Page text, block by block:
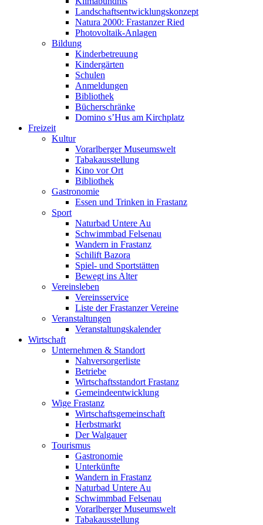
Landschaftsentwicklungskonzept
Natura 2000: Frastanzer Ried
Photovoltaik-Anlagen
Bildung
Kinderbetreuung
Kindergärten
Schulen
Anmeldungen
Bibliothek
Bücherschränke
Domino s’Hus am Kirchplatz
Freizeit
Kultur
Vorarlberger Museumswelt
Tabakausstellung
Kino vor Ort
Bibliothek
Gastronomie
Essen und Trinken in Frastanz
Sport
Naturbad Untere Au
Schwimmbad Felsenau
Wandern in Frastanz
Schilift Bazora
Spiel- und Sportstätten
Bewegt ins Alter
Vereinsleben
Vereinsservice
Liste der Frastanzer Vereine
Veranstaltungen
Veranstaltungskalender
Wirtschaft
Unternehmen & Standort
Nahversorgerliste
Betriebe
Wirtschaftsstandort Frastanz
Gemeindeentwicklung
Wige Frastanz
Wirtschaftsgemeinschaft
Herbstmarkt
Der Walgauer
Tourismus
Gastronomie
Unterkünfte
Wandern in Frastanz
Naturbad Untere Au
Schwimmbad Felsenau
Vorarlberger Museumswelt
Tabakausstellung